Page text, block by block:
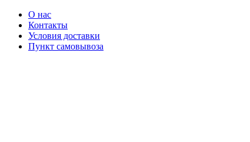
О нас
Контакты
Условия доставки
Пункт самовывоза